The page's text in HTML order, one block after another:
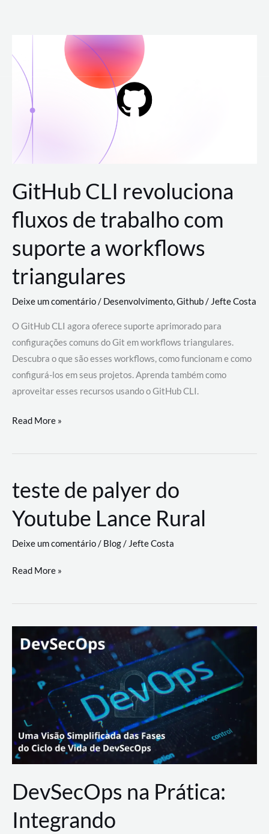
para
conteúdo
GitHub CLI revoluciona
fluxos de trabalho com
suporte a workflows
triangulares
Deixe um comentário/ Desenvolvimento,Github/ Jefte Costa
O GitHub CLI agora oferece suporte aprimorado para
configurações comuns do Git em workflows triangulares.
Descubra o que são esses workflows, como funcionam e como
configurá-los em seus projetos. Aprenda também como
aproveitar esses recursos usando o GitHub CLI.
GitHub
revoluciona
de
trabalho
com
a
workflows
Read More »
teste de palyer do
Youtube Lance Rural
Deixe um comentário/ Blog/ Jefte Costa
teste
palyer
Lance
Rural
Read More »
DevSecOps na Prática:
Integrando